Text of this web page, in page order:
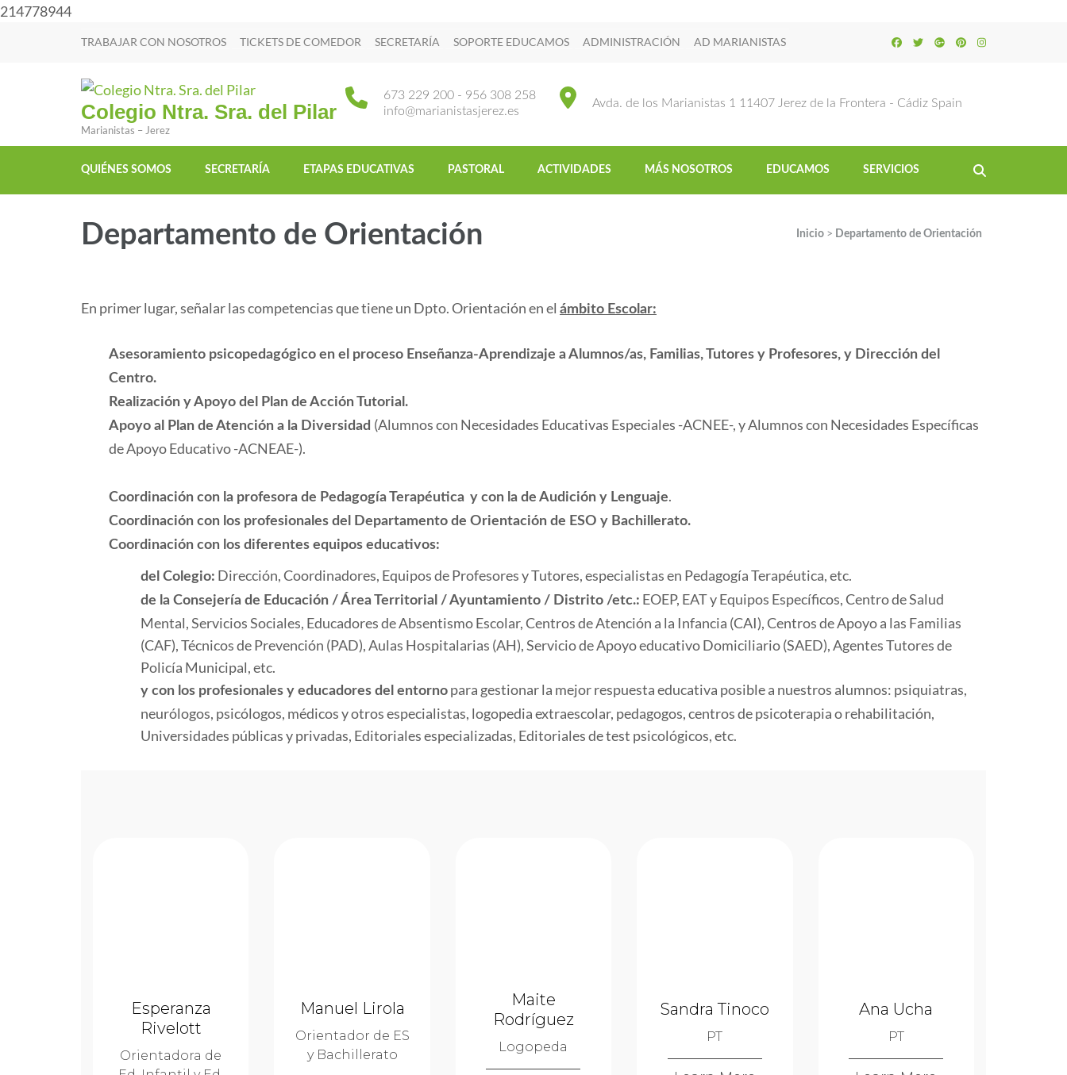
214778944
TRABAJAR CON NOSOTROS TICKETS DE COMEDOR SECRETARÍA SOPORTE EDUCAMOS ADMINISTRACIÓN AD MARIANISTAS
Colegio Ntra. Sra. del Pilar
Marianistas – Jerez
Avda. de los Marianistas 1 11407 Jerez de la Frontera - Cádiz Spain
673 229 200 - 956 308 258
info@marianistasjerez.es
QUIÉNES SOMOS SECRETARÍA ETAPAS EDUCATIVAS PASTORAL ACTIVIDADES MÁS NOSOTROS EDUCAMOS SERVICIOS
Departamento de Orientación Inicio > Departamento de Orientación
En primer lugar, señalar las competencias que tiene un Dpto. Orientación en el ámbito Escolar:
Asesoramiento psicopedagógico en el proceso Enseñanza-Aprendizaje a Alumnos/as, Familias, Tutores y Profesores, y Dirección del
Centro.
Realización y Apoyo del Plan de Acción Tutorial.
Apoyo al Plan de Atención a la Diversidad (Alumnos con Necesidades Educativas Especiales -ACNEE-, y Alumnos con Necesidades Específicas
de Apoyo Educativo -ACNEAE-).
Coordinación con la profesora de Pedagogía Terapéutica y con la de Audición y Lenguaje.
Coordinación con los profesionales del Departamento de Orientación de ESO y Bachillerato.
Coordinación con los diferentes equipos educativos:
del Colegio: Dirección, Coordinadores, Equipos de Profesores y Tutores, especialistas en Pedagogía Terapéutica, etc.
de la Consejería de Educación / Área Territorial / Ayuntamiento / Distrito /etc.: EOEP, EAT y Equipos Específicos, Centro de Salud
Mental, Servicios Sociales, Educadores de Absentismo Escolar, Centros de Atención a la Infancia (CAI), Centros de Apoyo a las Familias
(CAF), Técnicos de Prevención (PAD), Aulas Hospitalarias (AH), Servicio de Apoyo educativo Domiciliario (SAED), Agentes Tutores de
Policía Municipal, etc.
y con los profesionales y educadores del entorno para gestionar la mejor respuesta educativa posible a nuestros alumnos: psiquiatras,
neurólogos, psicólogos, médicos y otros especialistas, logopedia extraescolar, pedagogos, centros de psicoterapia o rehabilitación,
Universidades públicas y privadas, Editoriales especializadas, Editoriales de test psicológicos, etc.
Esperanza
Rivelott
Orientadora de
Manuel Lirola
Orientador de ES
y Bachillerato
Maite
Rodríguez
Logopeda
Sandra Tinoco
PT
Ana Ucha
PT